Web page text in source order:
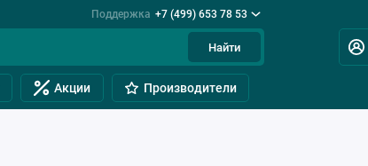
Поддержка +7 (499) 653 78 53
Найти
Акции Производители